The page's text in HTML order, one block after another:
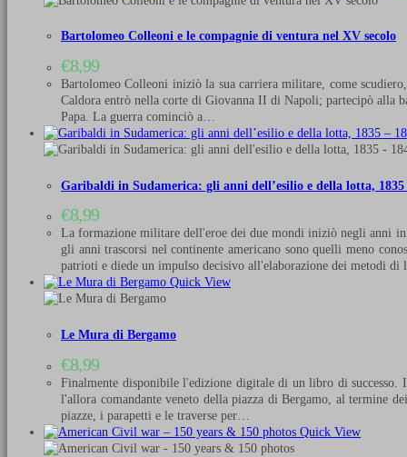
Bartolomeo Colleoni e le compagnie di ventura nel XV secolo
€8,99
Bartolomeo Colleoni iniziò la sua carriera militare, come
Caldora entrò nella corte di Giovanna II di Napoli; partecipò alla
Papa. La guerra cominciò a…
Garibaldi in Sudamerica: gli anni dell’esilio e della lotta, 1835
€8,99
La formazione militare dell'eroe dei due mondi iniziò negli anni
gli anni trascorsi nel continente americano sono quelli meno
patrioti e diede un impulso decisivo all'elaborazione dei metodi
Quick View
Le Mura di Bergamo
€8,99
Finalmente disponibile l'edizione digitale di un libro di successo.
l'allora comandante veneto della piazza di Bergamo, al termine
piazze, i parapetti e le traverse per…
Quick View